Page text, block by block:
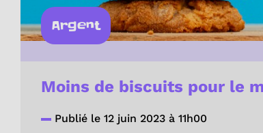
Argent
Moins de biscuits pour le
Publié le 12 juin 2023 à 11h00